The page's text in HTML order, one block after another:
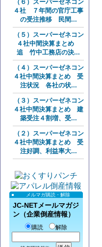
（６）スーパーゼネコン
４社 ７年間の官庁工事
の受注推移 民間...
（５）スーパーゼネコン
４社中間決算まとめ
追 竹中工務店の決...
（４）スーパーゼネコン
４社中間決算まとめ 受
注状況 各社の状...
（３）スーパーゼネコン
４社中間決算まとめ 建
築受注４割増、受...
（２）スーパーゼネコン
４社中間決算まとめ 受
注好調、利益率大...
メルマガ購読・解除
JC-NETメールマガジ
ン（企業倒産情報）
購読 解除